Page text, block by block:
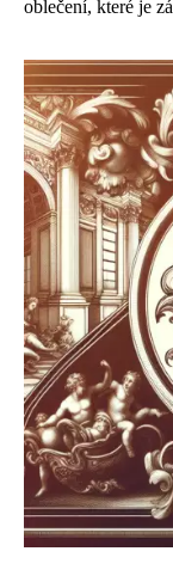
oblečení, které je